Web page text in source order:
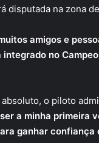
disputada na zona
amigos e
no
o piloto
a minha primeira
ganhar